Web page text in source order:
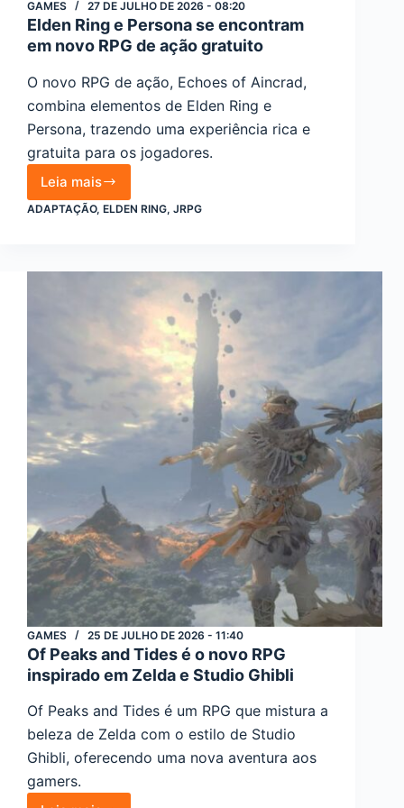
GAMES 27 DE JULHO DE 2026 - 08:20
Elden Ring e Persona se encontram
em novo RPG de ação gratuito
O novo RPG de ação, Echoes of Aincrad,
combina elementos de Elden Ring e
Persona, trazendo uma experiência rica e
gratuita para os jogadores.
Leia mais
Elden
Ring
se
encontram
RPG
de
ação
gratuito
ADAPTAÇÃO, ELDEN RING, JRPG
GAMES 25 DE JULHO DE 2026 - 11:40
Of Peaks and Tides é o novo RPG
inspirado em Zelda e Studio Ghibli
Of Peaks and Tides é um RPG que mistura a
beleza de Zelda com o estilo de Studio
Ghibli, oferecendo uma nova aventura aos
gamers.